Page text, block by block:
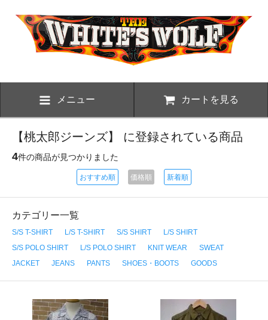
メニュー カートを見る
【桃太郎ジーンズ】 に登録されている商品
4件の商品が見つかりました
おすすめ順 価格順 新着順
カテゴリー一覧
S/S T-SHIRT L/S T-SHIRT S/S SHIRT
L/S SHIRT
S/S POLO SHIRT
L/S POLO SHIRT KNIT WEAR
SWEAT
JACKET
JEANS PANTS SHOES・BOOTS GOODS